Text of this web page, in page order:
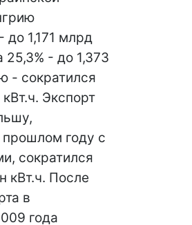
до 1,171 млрд
25,3% - до 1,373
- сократился
Экспорт
году с
сократился
кВт.ч. После
в
года